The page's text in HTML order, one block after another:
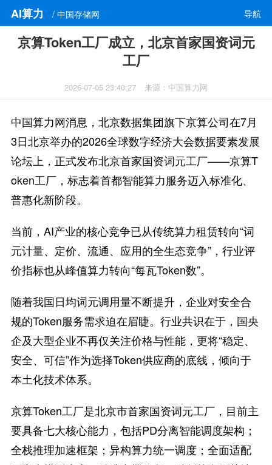
AI算力 / 中国存储网 导航
京算Token工厂成立，北京首家国资词元
工厂
2026-07-05 23:40:27 来源：中国算力网
中国算力网消息，北京数据集团旗下京算公司在7月
3日北京举办的2026全球数字经济大会数据要素发展
论坛上，正式发布北京首家国资词元工厂——京算T
oken工厂，标志着首都智能算力服务迈入标准化、
普惠化新阶段。
当前，AI产业的核心竞争已从传统算力租赁转向“词
元计量、定价、流通、应用的全生态竞争”，行业评
价指标也从峰值算力转向“每瓦Token数”。
随着我国日均词元调用量不断提升，企业对安全合
规的Token服务需求迫在眉睫。行业共识在于，国央
企及大型企业不再仅关注价格与性能，更将“稳定、
安全、可信”作为选择Token供应商的底线，倾向于
本土化技术体系。
京算Token工厂是北京市首家国资词元工厂，目前主
要具备七大核心能力，包括PD分离智能调度架构；
全栈推理加速框架；异构算力统一调度；全面适配